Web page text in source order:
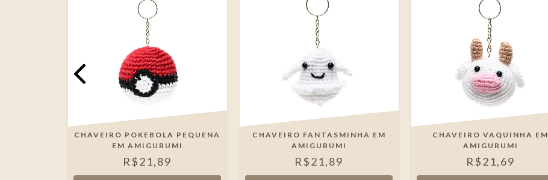
CHAVEIRO POKEBOLA PEQUENA
EM AMIGURUMI
R$21,89
CHAVEIRO FANTASMINHA EM
AMIGURUMI
R$21,89
CHAVEIRO VAQUINHA EM
AMIGURUMI
R$21,69